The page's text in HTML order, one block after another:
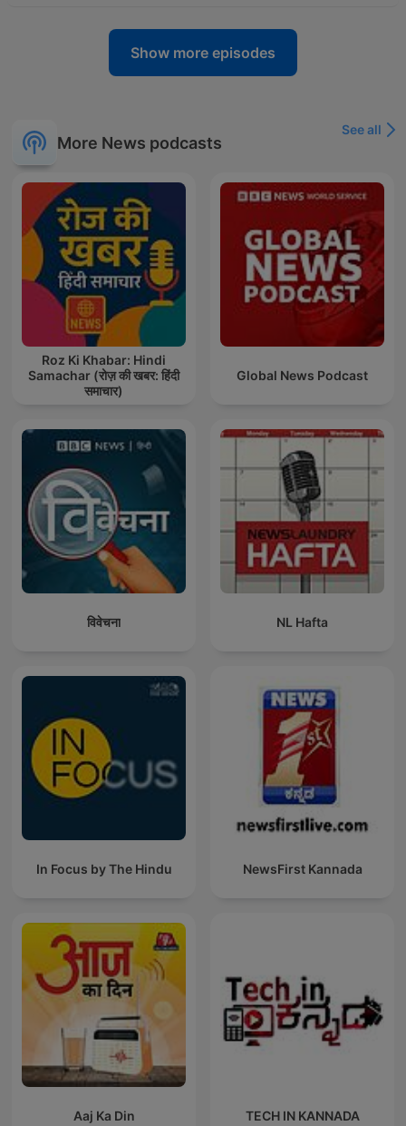
Show more episodes
More News podcasts
See all
Roz Ki Khabar: Hindi
Samachar (रोज़ की खबर: हिंदी
समाचार)
Global News Podcast
विवेचना NL Hafta
In Focus by The Hindu NewsFirst Kannada
Aaj Ka Din TECH IN KANNADA